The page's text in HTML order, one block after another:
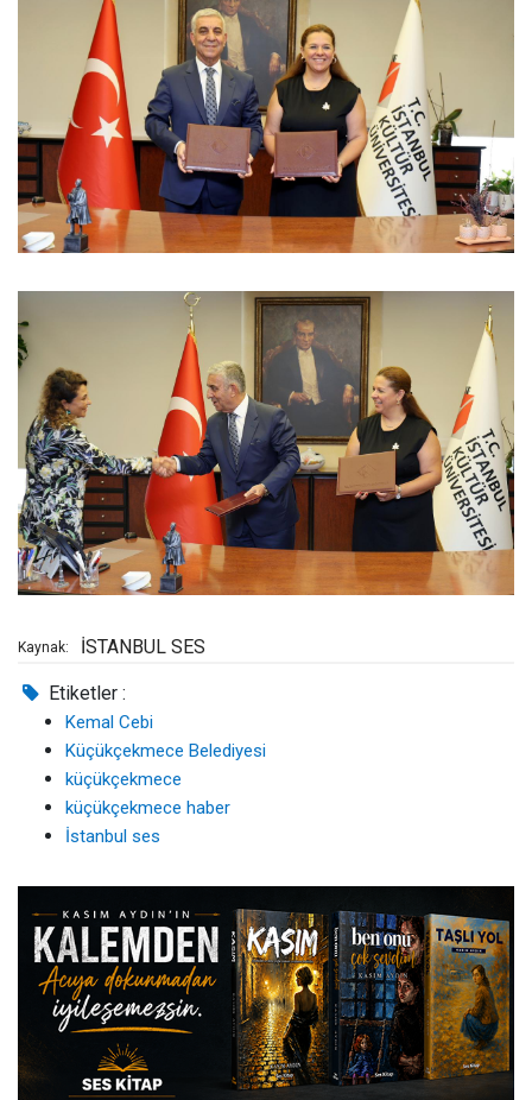
Kaynak: İSTANBUL SES
Etiketler :
Kemal Cebi
Küçükçekmece Belediyesi
küçükçekmece
küçükçekmece haber
İstanbul ses